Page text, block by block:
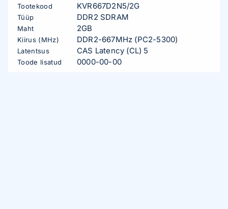
Tootekood KVR667D2N5/2G
Tüüp DDR2 SDRAM
Maht 2GB
Kiirus (MHz) DDR2-667MHz (PC2-5300)
Latentsus CAS Latency (CL) 5
Toode lisatud 0000-00-00